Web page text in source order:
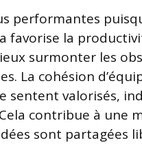
performantes
favorise la
surmonter les
La cohésion
sentent valorisés,
contribue à une
sont partagées